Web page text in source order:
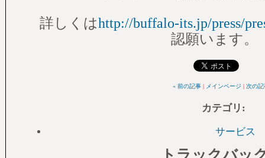
詳しくはhttp://buffalo-its.jp/press/
認願います。
« 前の記事| メインページ 次の記
カテゴリ :
サービス